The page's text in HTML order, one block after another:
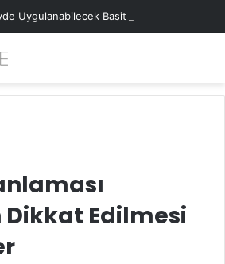
Uygulanabilecek Basit Maskeler
Edilmesi